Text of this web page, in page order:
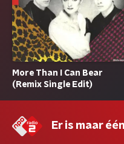
More Than I Can Bear
(Remix Single Edit)
Er is maar